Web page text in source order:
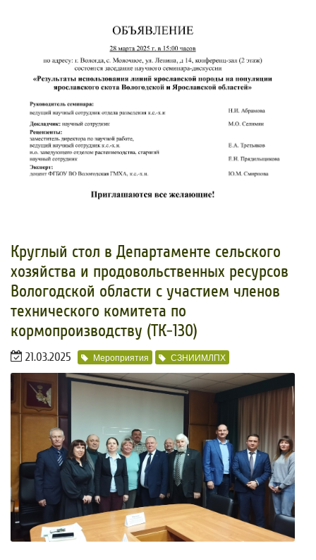
​Круглый стол в Департаменте сельского
хозяйства и продовольственных ресурсов
Вологодской области с участием членов
технического комитета по
кормопроизводству (ТК-130)
21.03.2025 Мероприятия СЗНИИМЛПХ